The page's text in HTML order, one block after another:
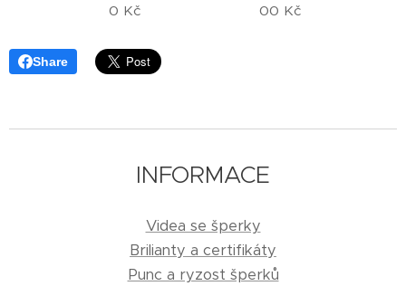
0 Kč
00 Kč
Share
INFORMACE
Videa se šperky
Brilianty a certifikáty
Punc a ryzost šperků